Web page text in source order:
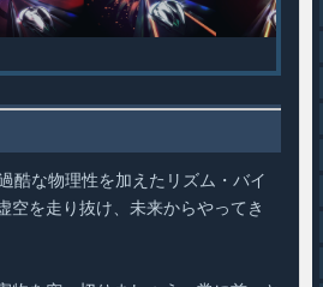
酷な物理性を加えたリズム・バイ
空を走り抜け、未来からやってき